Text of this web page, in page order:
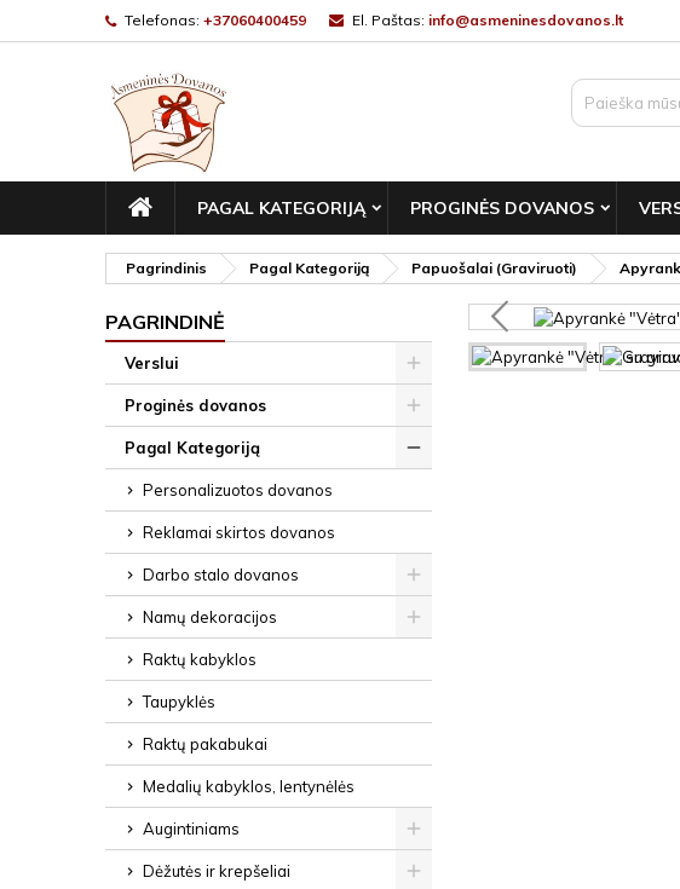
Telefonas: +37060400459 El. Paštas: info@asmeninesdovanos.lt
PAGRINDINIS
PAGAL KATEGORIJĄ PROGINĖS DOVANOS
Pagrindinis Pagal Kategoriją Papuošalai (Graviruoti)
PAGRINDINĖ
Verslui
Proginės dovanos
Pagal Kategoriją
Personalizuotos dovanos
Reklamai skirtos dovanos
Darbo stalo dovanos
Namų dekoracijos
Raktų kabyklos
Taupyklės
Raktų pakabukai
Medalių kabyklos, lentynėlės
Augintiniams
Dėžutės ir krepšeliai